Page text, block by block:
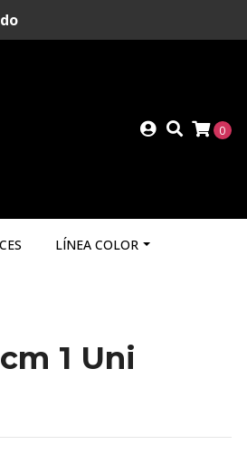
0
LÍNEA COLOR
1 Uni